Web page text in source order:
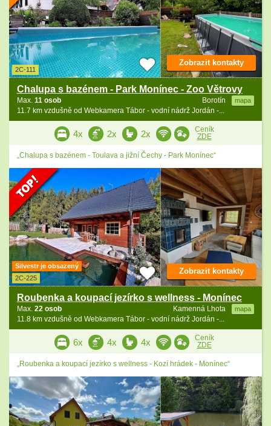
2C-111
Chalupa s bazénem - Park Monínec - Zoo Větrovy
Borotín mapa
Max. 11 osob
11.7 km vzdušně od Webkamera Tábor - vodní nádrž Jordán -...
Zobrazit kontakty
4x 2x 2x
Ceník
ZDE
„Chalupa s bazénem - Toulava a jižní Čechy - Park Monínec“
Silvestr je obsazený
2C-225
Roubenka a koupací jezírko s wellness - Monínec
Kamenná Lhota mapa
Max. 22 osob
11.8 km vzdušně od Webkamera Tábor - vodní nádrž Jordán -...
Zobrazit kontakty
6x 4x 4x
Ceník
ZDE
„Roubenka a koupací jezírko s wellness - Kozí hrádek - Monínec“